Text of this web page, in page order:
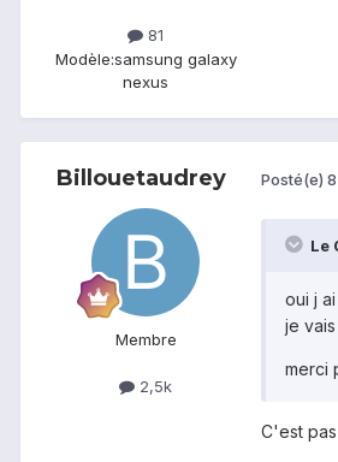
81
Modèle:samsung galaxy
nexus
Billouetaudrey
Membre
2,5k
Posté(e)
Le
oui j
je
merci
C'est